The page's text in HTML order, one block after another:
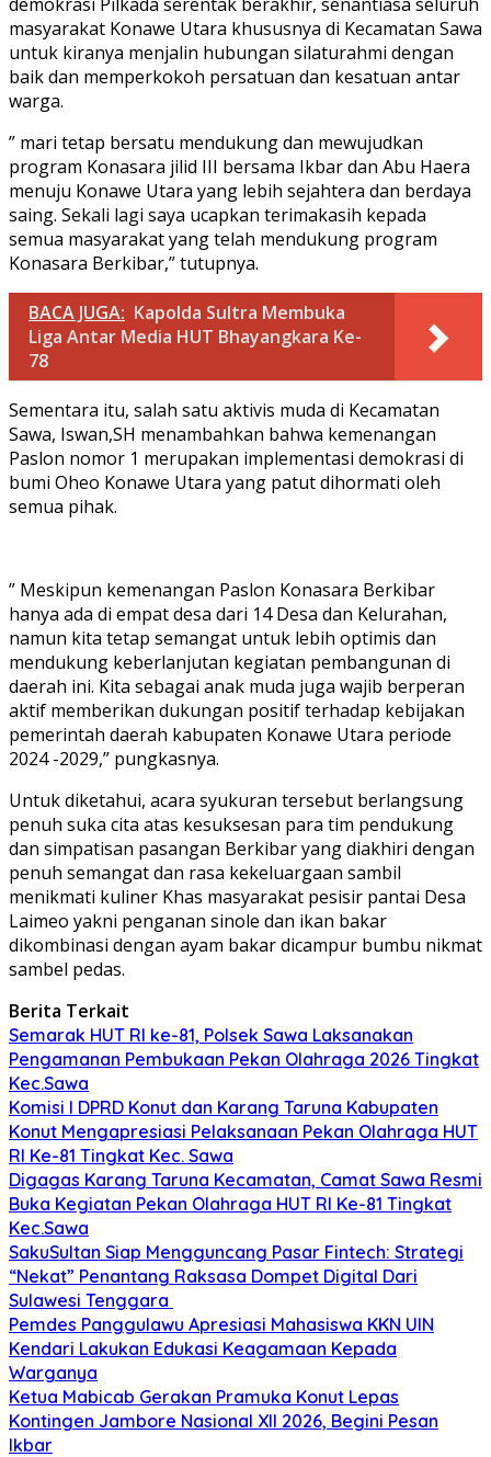
masyarakat Konawe Utara khususnya di Kecamatan Sawa
untuk kiranya menjalin hubungan silaturahmi dengan
baik dan memperkokoh persatuan dan kesatuan antar
warga.
” mari tetap bersatu mendukung dan mewujudkan
program Konasara jilid III bersama Ikbar dan Abu Haera
menuju Konawe Utara yang lebih sejahtera dan berdaya
saing. Sekali lagi saya ucapkan terimakasih kepada
semua masyarakat yang telah mendukung program
Konasara Berkibar,” tutupnya.
BACA JUGA: Kapolda Sultra Membuka
Liga Antar Media HUT Bhayangkara Ke-
78
Sementara itu, salah satu aktivis muda di Kecamatan
Sawa, Iswan,SH menambahkan bahwa kemenangan
Paslon nomor 1 merupakan implementasi demokrasi di
bumi Oheo Konawe Utara yang patut dihormati oleh
semua pihak.
” Meskipun kemenangan Paslon Konasara Berkibar
hanya ada di empat desa dari 14 Desa dan Kelurahan,
namun kita tetap semangat untuk lebih optimis dan
mendukung keberlanjutan kegiatan pembangunan di
daerah ini. Kita sebagai anak muda juga wajib berperan
aktif memberikan dukungan positif terhadap kebijakan
pemerintah daerah kabupaten Konawe Utara periode
2024 -2029,” pungkasnya.
Untuk diketahui, acara syukuran tersebut berlangsung
penuh suka cita atas kesuksesan para tim pendukung
dan simpatisan pasangan Berkibar yang diakhiri dengan
penuh semangat dan rasa kekeluargaan sambil
menikmati kuliner Khas masyarakat pesisir pantai Desa
Laimeo yakni penganan sinole dan ikan bakar
dikombinasi dengan ayam bakar dicampur bumbu nikmat
sambel pedas.
Berita Terkait
Semarak HUT RI ke-81, Polsek Sawa Laksanakan
Pengamanan Pembukaan Pekan Olahraga 2026 Tingkat
Kec.Sawa
Komisi I DPRD Konut dan Karang Taruna Kabupaten
Konut Mengapresiasi Pelaksanaan Pekan Olahraga HUT
RI Ke-81 Tingkat Kec. Sawa
Digagas Karang Taruna Kecamatan, Camat Sawa Resmi
Buka Kegiatan Pekan Olahraga HUT RI Ke-81 Tingkat
Kec.Sawa
SakuSultan Siap Mengguncang Pasar Fintech: Strategi
“Nekat” Penantang Raksasa Dompet Digital Dari
Sulawesi Tenggara
Pemdes Panggulawu Apresiasi Mahasiswa KKN UIN
Kendari Lakukan Edukasi Keagamaan Kepada
Warganya
Ketua Mabicab Gerakan Pramuka Konut Lepas
Kontingen Jambore Nasional XII 2026, Begini Pesan
Ikbar